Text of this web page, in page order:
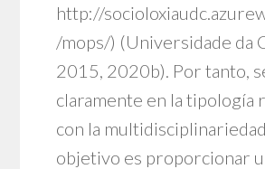
http://
/mops/) (Universidade da
2015, 2020b). Por tanto,
claramente en la tipología
con la
objetivo es proporcionar